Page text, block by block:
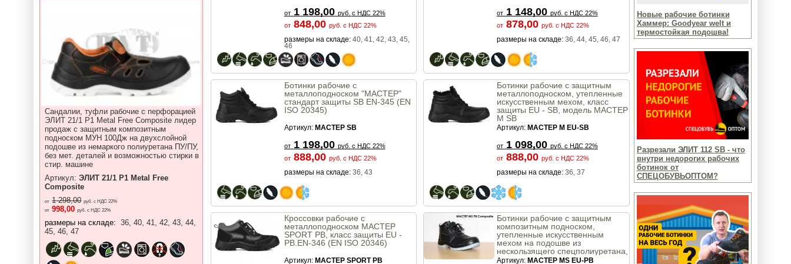
Сандалии, туфли рабочие с перфорацией
ЭЛИТ 21/1 P1 Metal Free Composite лидер
продаж с защитным композитным
подноском МУН 100Дж на двухслойной
подошве из немаркого полиуретана ПУ/ПУ,
без мет. деталей и возможностью стирки в
стир. машине
Артикул:ЭЛИТ 21/1 P1 Metal Free
Composite
от 1 298,00 руб. с НДС 22%
от 998,00 руб. с НДС 22%
размеры на складе: 36, 40, 41, 42, 43, 44,
45, 46, 47
Новые рабочие ботинки
Хаммер: Goodyear welt и
термостойкая подошва!
Разрезали ЭЛИТ 112 SB - что
внутри недорогих рабочих
ботинок от
СПЕЦОБУВЬОПТОМ?
от 1 198,00 руб. с НДС 22%
от 848,00 руб. с НДС 22%
размеры на складе:40, 41, 42, 43, 45,
46
от 1 148,00 руб. с НДС 22%
от 878,00 руб. с НДС 22%
размеры на складе:36, 44, 45, 46, 47
Ботинки рабочие с
металлоподноском "МАСТЕР"
стандарт защиты SB EN-345 (EN
ISO 20345)
Артикул: МАСТЕР SB
от 1 198,00 руб. с НДС 22%
от 888,00 руб. с НДС 22%
размеры на складе:36, 43
Ботинки рабочие с защитным
металлоподноском, утепленные
искусственным мехом, класс
защиты EU - SB, модель МАСТЕР
М SB
Артикул: МАСТЕР М EU-SB
от 1 098,00 руб. с НДС 22%
от 888,00 руб. с НДС 22%
размеры на складе:36, 37
Кроссовки рабочие с
металлоподноском МАСТЕР
SPORT PB, класс защиты EU -
PB.EN-346 (EN ISO 20346)
Артикул: МАСТЕР SPORT PB
Ботинки рабочие с защитным
композитным подноском,
утепленные искусственным
мехом на подошве из
нескользящего спецполиуретана,
класс защиты EU - PB, модель
Артикул: МАСТЕР MS EU-PB